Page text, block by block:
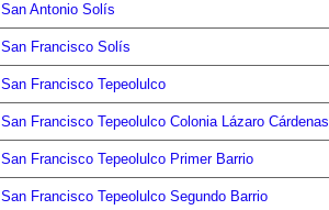
San Antonio Solís
San Francisco Solís
San Francisco Tepeolulco
San Francisco Tepeolulco Colonia Lázaro Cárdenas
San Francisco Tepeolulco Primer Barrio
San Francisco Tepeolulco Segundo Barrio